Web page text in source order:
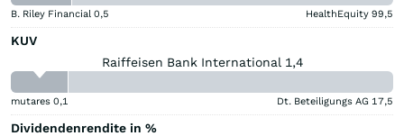
B. Riley Financial 0,5 HealthEquity 99,5
KUV
Raiffeisen Bank International 1,4
mutares 0,1 Dt. Beteiligungs AG 17,5
Dividendenrendite in %